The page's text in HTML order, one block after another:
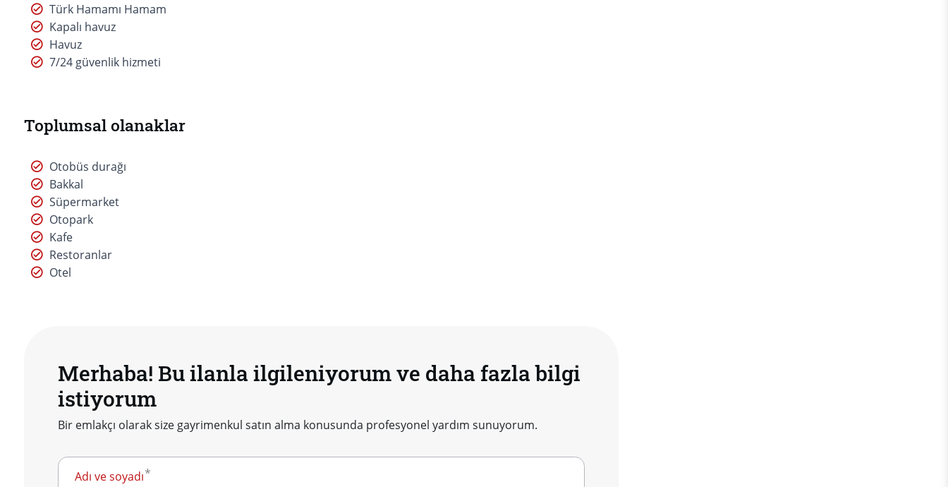
Türk Hamamı Hamam
Kapalı havuz
Havuz
7/24 güvenlik hizmeti
Toplumsal olanaklar
Otobüs durağı
Bakkal
Süpermarket
Otopark
Kafe
Restoranlar
Otel
Merhaba! Bu ilanla ilgileniyorum ve daha fazla bilgi
istiyorum
Bir emlakçı olarak size gayrimenkul satın alma konusunda profesyonel yardım sunuyorum.
Adı ve soyadı